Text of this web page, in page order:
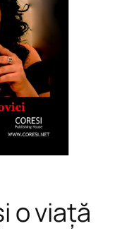
o viață